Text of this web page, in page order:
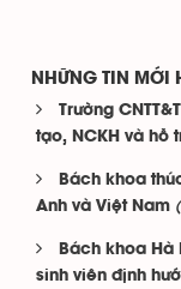
NHỮNG TIN MỚI
Trường
tạo, NCKH và hỗ
Bách khoa
Anh và Việt Nam
Bách khoa Hà
sinh viên định